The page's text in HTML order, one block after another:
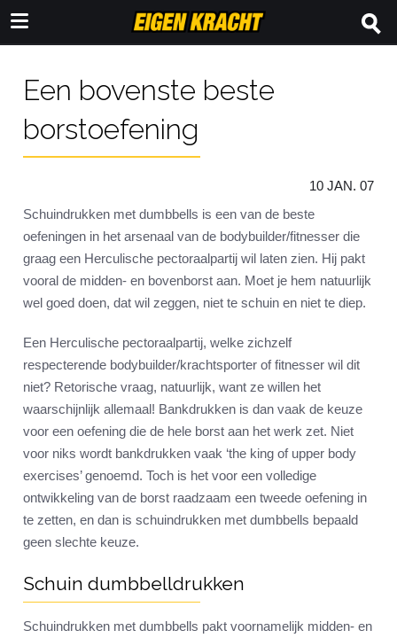
Een bovenste beste
borstoefening
10 JAN. 07
Schuindrukken met dumbbells is een van de beste
oefeningen in het arsenaal van de bodybuilder/fitnesser die
graag een Herculische pectoraalpartij wil laten zien. Hij pakt
vooral de midden- en bovenborst aan. Moet je hem natuurlijk
wel goed doen, dat wil zeggen, niet te schuin en niet te diep.
Een Herculische pectoraalpartij, welke zichzelf
respecterende bodybuilder/krachtsporter of fitnesser wil dit
niet? Retorische vraag, natuurlijk, want ze willen het
waarschijnlijk allemaal! Bankdrukken is dan vaak de keuze
voor een oefening die de hele borst aan het werk zet. Niet
voor niks wordt bankdrukken vaak ‘the king of upper body
exercises’ genoemd. Toch is het voor een volledige
ontwikkeling van de borst raadzaam een tweede oefening in
te zetten, en dan is schuindrukken met dumbbells bepaald
geen slechte keuze.
Schuin dumbbelldrukken
Schuindrukken met dumbbells pakt voornamelijk midden- en